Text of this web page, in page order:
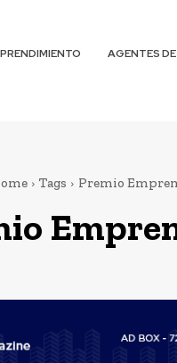
AGENTES
Tags Premio